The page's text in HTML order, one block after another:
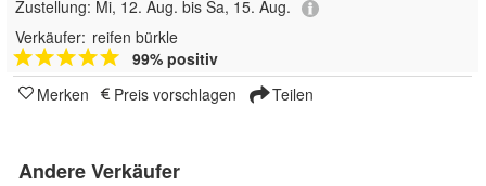
Zustellung: Mi, 12. Aug. bis Sa, 15. Aug.
Verkäufer: reifen bürkle
99% positiv
Merken
Preis vorschlagen Teilen
Andere Verkäufer